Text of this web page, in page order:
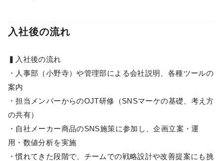
入社後の流れ
▍入社後の流れ
・人事部（小野寺）や管理部による会社説明、各種ツールの
案内
・担当メンバーからのOJT研修（SNSマーケの基礎、考え方
の共有）
・自社メーカー商品のSNS施策に参加し、企画立案・運
用・数値分析を実施
・慣れてきた段階で、チームでの戦略設計や改善提案にも挑